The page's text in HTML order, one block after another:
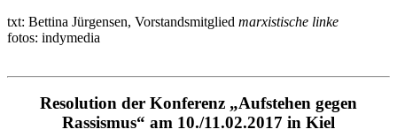
txt: Bettina Jürgensen, Vorstandsmitglied marxistische linke
fotos: indymedia
Resolution der Konferenz „Aufstehen gegen
Rassismus“ am 10./11.02.2017 in Kiel